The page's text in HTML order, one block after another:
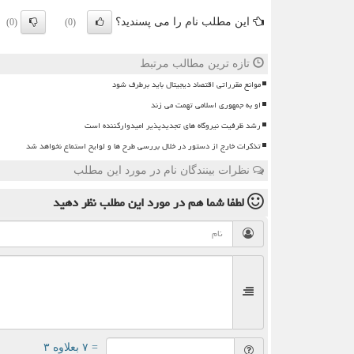
این مطلب نام را می پسندید؟ (0)
(0)
تازه ترین مطالب مرتبط
موانع مقرراتی اقتصاد دیجیتال باید برطرف شود
او به جمهوری اسلامی تهمت می زند
رشد ظرفیت نیروگاه های تجدیدپذیر امیدوارکننده است
تذکرات خارج از دستور در خلال بررسی طرح ها و لوایح استماع نخواهد شد
نظرات بینندگان نام در مورد این مطلب
لطفا شما همدر مورد این مطلبنظر دهید
= ۷ بعلاوه ۳